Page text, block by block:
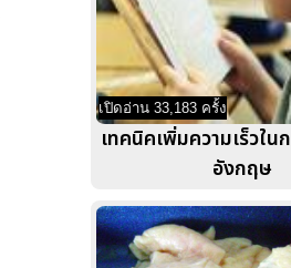
เปิดอ่าน 33,183 ครั้ง
เทคนิคเพิ่มความเร็วใน
อังกฤษ